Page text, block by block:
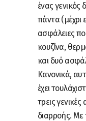
ένας γενικός
πάντα (μέχρι
ασφάλειες
κουζίνα,
και δυό
Κανονικά,
έχει
τρεις
διαρροής. Με